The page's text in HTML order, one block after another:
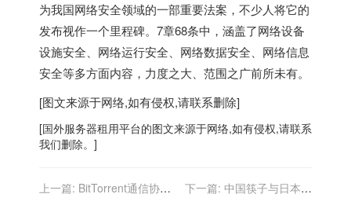
为我国网络安全领域的一部重要法案，不少人将它的
发布视作一个里程碑。7章68条中，涵盖了网络设备
设施安全、网络运行安全、网络数据安全、网络信息
安全等多方面内容，力度之大、范围之广前所未有。
[图文来源于网络,如有侵权,请联系删除]
[国外服务器租用平台的图文来源于网络,如有侵权,请联系
我们删除。]
上一篇: BitTorrent通信协议
下一篇: 中国筷子与日本筷